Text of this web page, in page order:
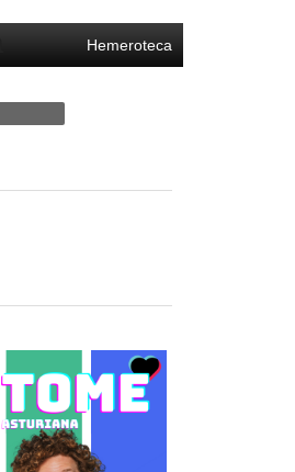
Hemeroteca